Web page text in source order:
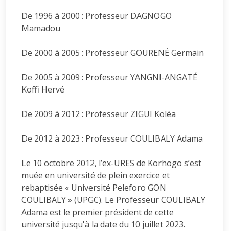
De 1996 à 2000 : Professeur DAGNOGO
Mamadou
De 2000 à 2005 : Professeur GOURENÉ Germain
De 2005 à 2009 : Professeur YANGNI-ANGATÉ
Koffi Hervé
De 2009 à 2012 : Professeur ZIGUI Koléa
De 2012 à 2023 : Professeur COULIBALY Adama
Le 10 octobre 2012, l’ex-URES de Korhogo s’est
muée en université de plein exercice et
rebaptisée « Université Peleforo GON
COULIBALY » (UPGC). Le Professeur COULIBALY
Adama est le premier président de cette
université jusqu'à la date du 10 juillet 2023.